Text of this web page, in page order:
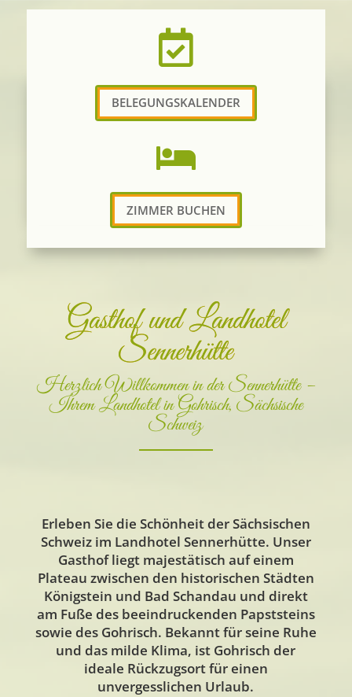

BELEGUNGSKALENDER

ZIMMER BUCHEN
Gasthof und Landhotel
Sennerhütte
Herzlich Willkommen in der Sennerhütte –
Ihrem Landhotel in Gohrisch, Sächsische
Schweiz
Erleben Sie die Schönheit der Sächsischen
Schweiz im Landhotel Sennerhütte. Unser
Gasthof liegt majestätisch auf einem
Plateau zwischen den historischen Städten
Königstein und Bad Schandau und direkt
am Fuße des beeindruckenden Papststeins
sowie des Gohrisch. Bekannt für seine Ruhe
und das milde Klima, ist Gohrisch der
ideale Rückzugsort für einen
unvergesslichen Urlaub.